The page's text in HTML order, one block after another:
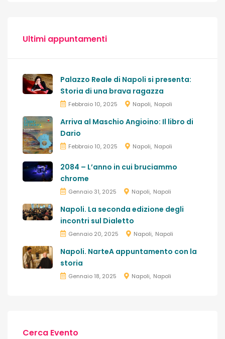
Ultimi appuntamenti
Palazzo Reale di Napoli si presenta:
Storia di una brava ragazza
Febbraio 10, 2025 Napoli Napoli
Arriva al Maschio Angioino: Il libro di
Dario
Febbraio 10, 2025 Napoli Napoli
2084 – L’anno in cui bruciammo
chrome
Gennaio 31, 2025 Napoli Napoli
Napoli. La seconda edizione degli
incontri sul Dialetto
Gennaio 20, 2025 Napoli Napoli
Napoli. NarteA appuntamento con la
storia
Gennaio 18, 2025 Napoli Napoli
Cerca Evento